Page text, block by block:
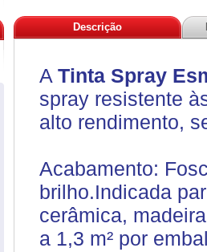
Descrição
A Tinta Spray
spray resistente
alto rendimento,
Acabamento:
brilho.Indicada
cerâmica,
a 1,3 m² por